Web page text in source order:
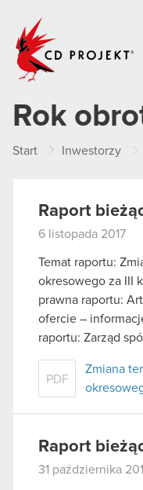
Rok
Start Inwestorzy
Raport
6 listopada 2017
Temat raportu:
okresowego za III
prawna raportu:
ofercie –
raportu: Zarząd
PDF
Zmiana
Raport
31 października